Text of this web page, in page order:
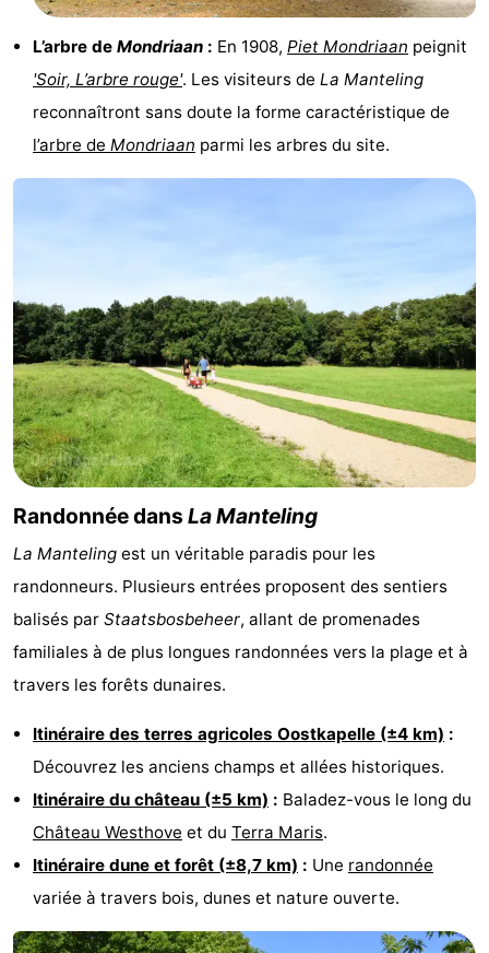
Méridionale
Bollenstreek
Nature
Scheveningen
-
La
Haye
-
Rotterdam
-
Rockanje
Zeeland
Schouwen-
Duiveland
-
Brouwershaven
-
Zierikzee
Nature
Oosterschelde
-
Nature
Kop
van
Walcheren
Veere
-
L’arbre de Mondriaan : En 1908, Piet Mondriaan peignit
'Soir, L’arbre rouge'. Les visiteurs de La Manteling
reconnaîtront sans doute la forme caractéristique de
l’arbre de Mondriaan parmi les arbres du site.
Randonnée dans La Manteling
La Manteling est un véritable paradis pour les
randonneurs. Plusieurs entrées proposent des sentiers
balisés par Staatsbosbeheer, allant de promenades
familiales à de plus longues randonnées vers la plage et à
travers les forêts dunaires.
Itinéraire des terres agricoles Oostkapelle (±4 km) :
Découvrez les anciens champs et allées historiques.
Itinéraire du château (±5 km) : Baladez-vous le long du
Château Westhove et du Terra Maris.
Itinéraire dune et forêt (±8,7 km) : Une randonnée
variée à travers bois, dunes et nature ouverte.